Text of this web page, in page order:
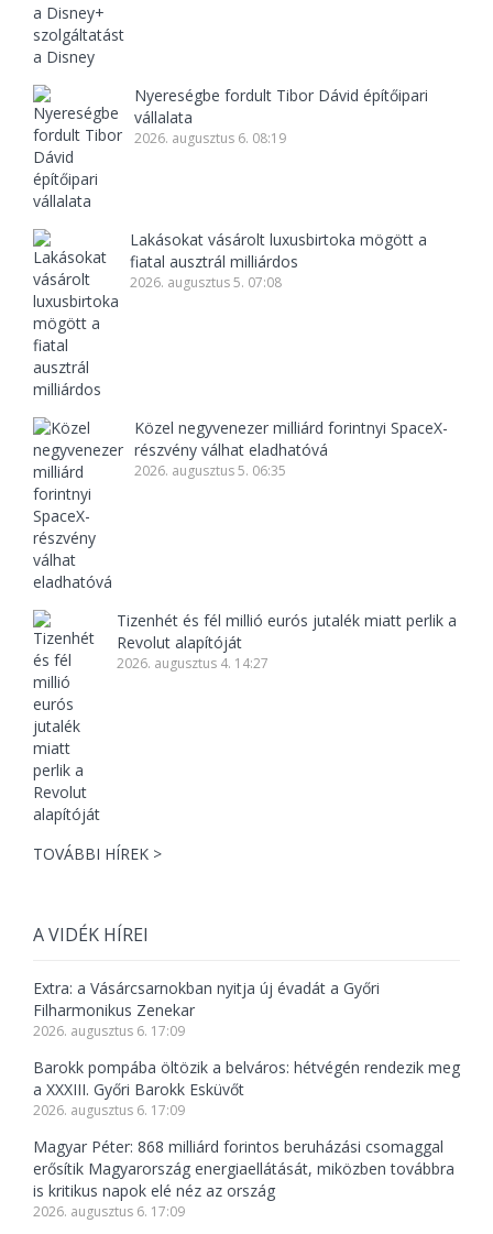
Nyereségbe fordult Tibor Dávid építőipari
vállalata
2026. augusztus 6. 08:19
Lakásokat vásárolt luxusbirtoka mögött a
fiatal ausztrál milliárdos
2026. augusztus 5. 07:08
Közel negyvenezer milliárd forintnyi SpaceX-
részvény válhat eladhatóvá
2026. augusztus 5. 06:35
Tizenhét és fél millió eurós jutalék miatt perlik a
Revolut alapítóját
2026. augusztus 4. 14:27
TOVÁBBI HÍREK >
A VIDÉK HÍREI
Extra: a Vásárcsarnokban nyitja új évadát a Győri
Filharmonikus Zenekar
2026. augusztus 6. 17:09
Barokk pompába öltözik a belváros: hétvégén rendezik meg
a XXXIII. Győri Barokk Esküvőt
2026. augusztus 6. 17:09
Magyar Péter: 868 milliárd forintos beruházási csomaggal
erősítik Magyarország energiaellátását, miközben továbbra
is kritikus napok elé néz az ország
2026. augusztus 6. 17:09